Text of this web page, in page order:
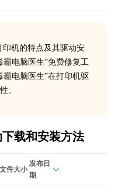
印机的特点及其驱动安
霸电脑医生”免费修复工
电脑医生”在打印机驱
。
载和安装方法
文件大小
发布日
期